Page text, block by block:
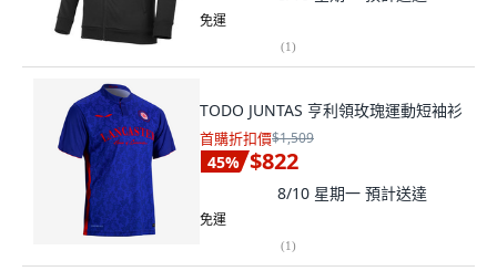
免運
(1)
TODO JUNTAS 亨利領玫瑰運動短袖衫
首購折扣價$1,509
45% $822
8/10 星期一 預計送達
免運
(1)